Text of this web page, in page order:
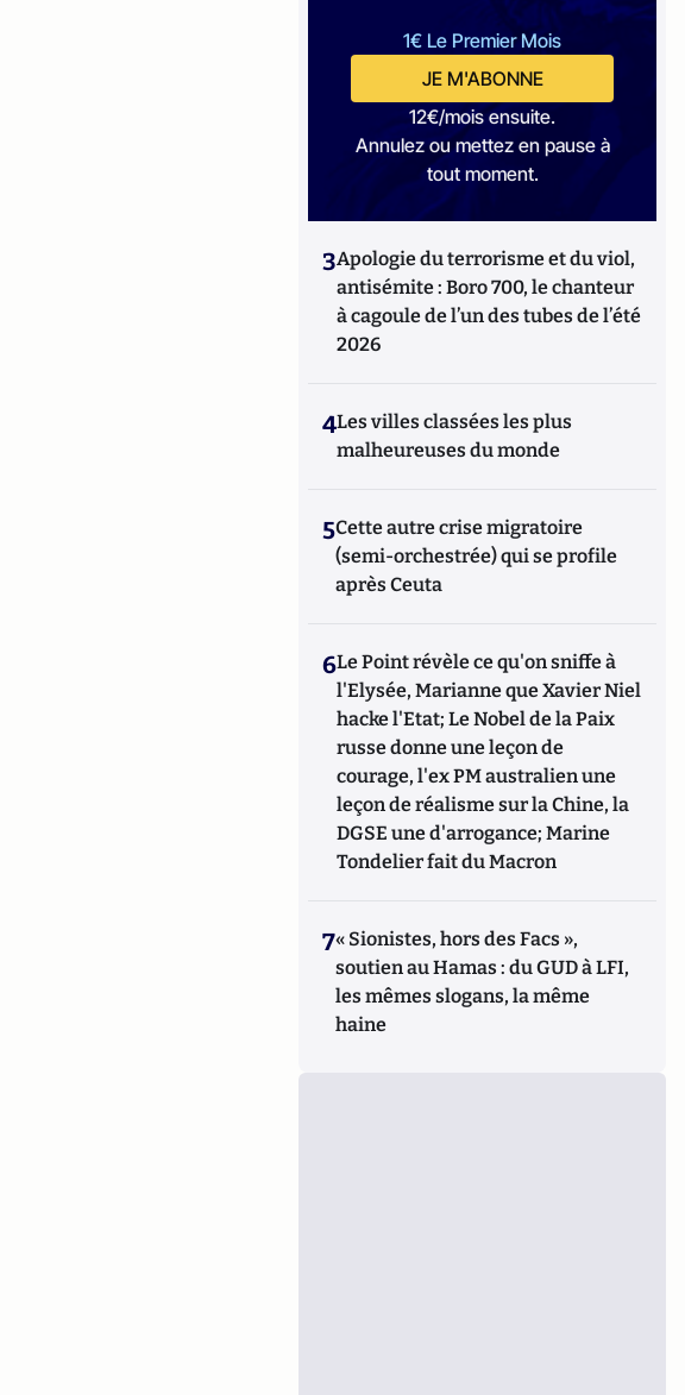
1€ Le Premier Mois
JE M'ABONNE
12€/mois ensuite.
Annulez ou mettez en pause à
tout moment.
3Apologie du terrorisme et du viol,
antisémite : Boro 700, le chanteur
à cagoule de l’un des tubes de l’été
2026
4Les villes classées les plus
malheureuses du monde
5Cette autre crise migratoire
(semi-orchestrée) qui se profile
après Ceuta
6Le Point révèle ce qu'on sniffe à
l'Elysée, Marianne que Xavier Niel
hacke l'Etat; Le Nobel de la Paix
russe donne une leçon de
courage, l'ex PM australien une
leçon de réalisme sur la Chine, la
DGSE une d'arrogance; Marine
Tondelier fait du Macron
7« Sionistes, hors des Facs »,
soutien au Hamas : du GUD à LFI,
les mêmes slogans, la même
haine